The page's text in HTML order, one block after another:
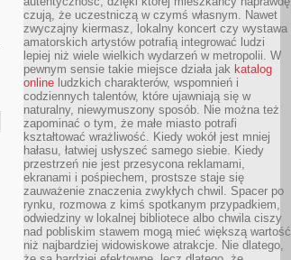
czują, że uczestniczą w czymś własnym. Nawet
zwyczajny kiermasz, lokalny koncert czy wystawa
amatorskich artystów potrafią integrować ludzi
lepiej niż wiele wielkich wydarzeń w metropolii. W
pewnym sensie takie miejsce działa jak katalog
online ludzkich charakterów, wspomnień i
codziennych talentów, które ujawniają się w
naturalny, niewymuszony sposób. Nie można też
zapominać o tym, że małe miasto potrafi
kształtować wrażliwość. Kiedy wokół jest mniej
hałasu, łatwiej usłyszeć samego siebie. Kiedy
przestrzeń nie jest przesycona reklamami,
ekranami i pośpiechem, prostsze staje się
zauważenie znaczenia zwykłych chwil. Spacer po
rynku, rozmowa z kimś spotkanym przypadkiem,
odwiedziny w lokalnej bibliotece albo chwila ciszy
nad pobliskim stawem mogą mieć większą wartość
niż najbardziej widowiskowe atrakcje. Nie dlatego,